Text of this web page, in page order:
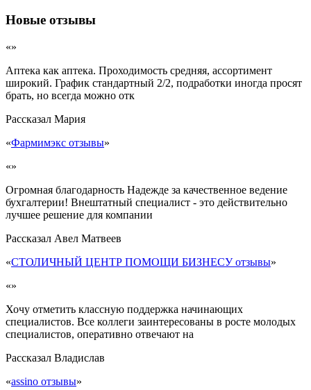
Новые отзывы
«»
Аптека как аптека. Проходимость средняя, ассортимент
широкий. График стандартный 2/2, подработки иногда просят
брать, но всегда можно отк
Рассказал Мария
«Фармимэкс отзывы»
«»
Огромная благодарность Надежде за качественное ведение
бухгалтерии! Внештатный специалист - это действительно
лучшее решение для компании
Рассказал Авел Матвеев
«СТОЛИЧНЫЙ ЦЕНТР ПОМОЩИ БИЗНЕСУ отзывы»
«»
Хочу отметить классную поддержка начинающих
специалистов. Все коллеги заинтересованы в росте молодых
специалистов, оперативно отвечают на
Рассказал Владислав
«assino отзывы»